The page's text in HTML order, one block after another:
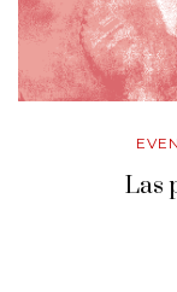
Las